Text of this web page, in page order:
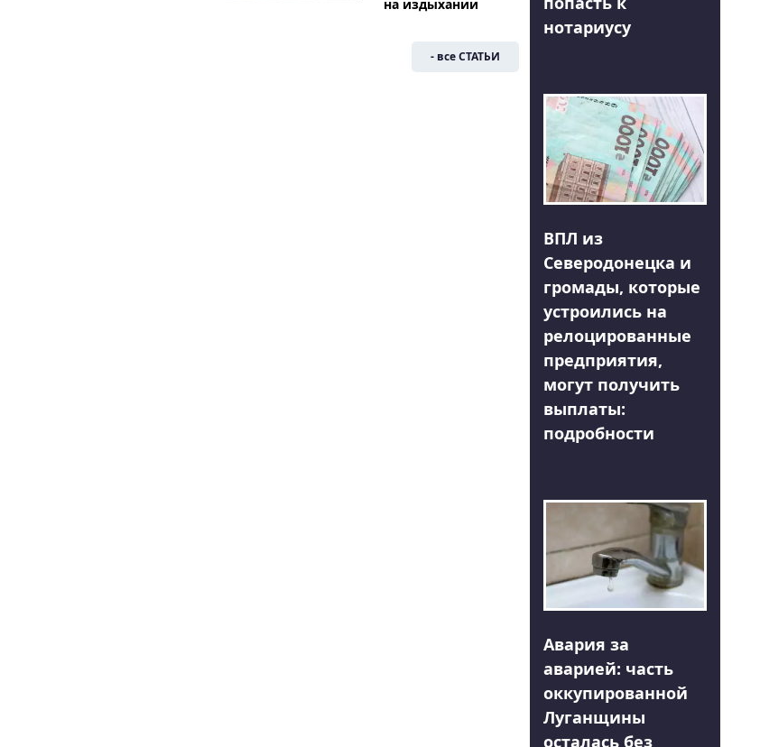
на издыхании
- все СТАТЬИ
нотариусу
ВПЛ из
Северодонецка и
громады, которые
устроились на
релоцированные
предприятия,
могут получить
выплаты:
подробности
Авария за
аварией: часть
оккупированной
Луганщины
осталась без